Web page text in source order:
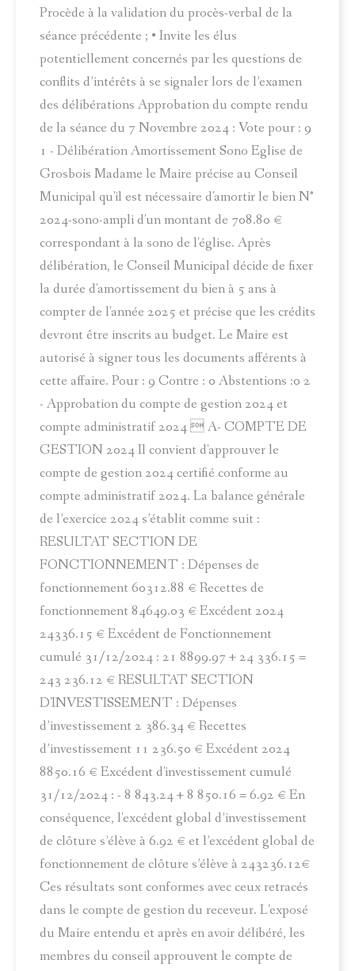
Procède à la validation du procès-verbal de la
séance précédente ; • Invite les élus
potentiellement concernés par les questions de
conflits d’intérêts à se signaler lors de l’examen
des délibérations Approbation du compte rendu
de la séance du 7 Novembre 2024 : Vote pour : 9
1 - Délibération Amortissement Sono Eglise de
Grosbois Madame le Maire précise au Conseil
Municipal qu'il est nécessaire d'amortir le bien N°
2024-sono-ampli d'un montant de 708.80 €
correspondant à la sono de l'église. Après
délibération, le Conseil Municipal décide de fixer
la durée d'amortissement du bien à 5 ans à
compter de l'année 2025 et précise que les crédits
devront être inscrits au budget. Le Maire est
autorisé à signer tous les documents afférents à
cette affaire. Pour : 9 Contre : 0 Abstentions :0 2
- Approbation du compte de gestion 2024 et
compte administratif 2024  A- COMPTE DE
GESTION 2024 Il convient d'approuver le
compte de gestion 2024 certifié conforme au
compte administratif 2024. La balance générale
de l’exercice 2024 s’établit comme suit :
RESULTAT SECTION DE
FONCTIONNEMENT : Dépenses de
fonctionnement 60312.88 € Recettes de
fonctionnement 84649.03 € Excédent 2024
24336.15 € Excédent de Fonctionnement
cumulé 31/12/2024 : 21 8899.97 + 24 336.15 =
243 236.12 € RESULTAT SECTION
D'INVESTISSEMENT : Dépenses
d’investissement 2 386.34 € Recettes
d’investissement 11 236.50 € Excédent 2024
8850.16 € Excédent d'investissement cumulé
31/12/2024 : - 8 843.24 + 8 850.16 = 6.92 € En
conséquence, l'excédent global d’investissement
de clôture s’élève à 6.92 € et l’excédent global de
fonctionnement de clôture s’élève à 243236.12€
Ces résultats sont conformes avec ceux retracés
dans le compte de gestion du receveur. L'exposé
du Maire entendu et après en avoir délibéré, les
membres du conseil approuvent le compte de